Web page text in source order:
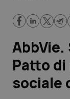
Regioni e Asl
Lavoro e
Scienza e
Studi e
Patto
sociale